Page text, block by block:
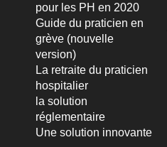
pour les PH en 2020
Guide du praticien en
grève (nouvelle
version)
La retraite du praticien
hospitalier
la solution
réglementaire
Une solution innovante